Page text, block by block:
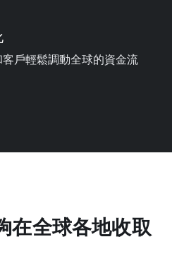
戶輕鬆調動全球的資金流
在全球各地收取